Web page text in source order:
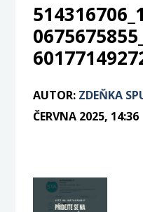
AUTOR: ZDEŇKA
ČERVNA 2025, 14:36